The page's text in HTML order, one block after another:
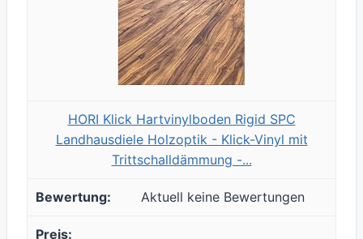
HORI Klick Hartvinylboden Rigid SPC
Landhausdiele Holzoptik - Klick-Vinyl mit
Trittschalldämmung -...
Aktuell keine Bewertungen